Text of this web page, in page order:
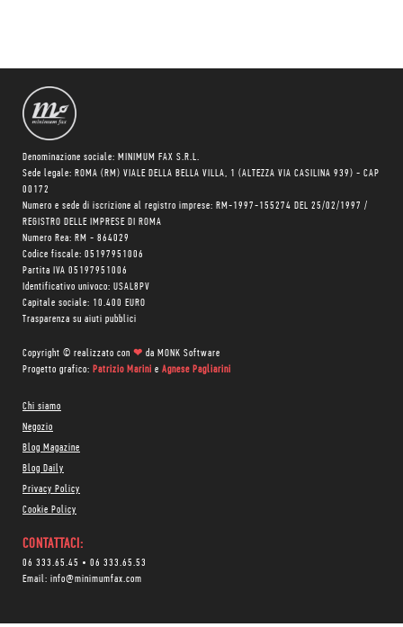
Denominazione sociale: MINIMUM FAX S.R.L.
Sede legale: ROMA (RM) VIALE DELLA BELLA VILLA, 1 (ALTEZZA VIA CASILINA 939) - CAP
00172
Numero e sede di iscrizione al registro imprese: RM-1997-155274 DEL 25/02/1997 /
REGISTRO DELLE IMPRESE DI ROMA
Numero Rea: RM - 864029
Codice fiscale: 05197951006
Partita IVA 05197951006
Identificativo univoco: USAL8PV
Capitale sociale: 10.400 EURO
Trasparenza su aiuti pubblici
Copyright © realizzato con ❤ da MONK Software
Progetto grafico: Patrizio Marini e Agnese Pagliarini
Chi siamo
Negozio
Blog Magazine
Blog Daily
Privacy Policy
Cookie Policy
CONTATTACI:
06 333.65.45 • 06 333.65.53
Email: info@minimumfax.com